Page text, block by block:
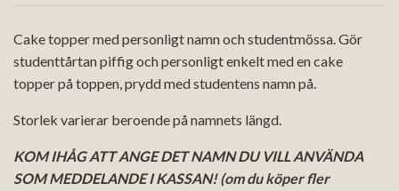
Cake topper med personligt namn och studentmössa. Gör
studenttårtan piffig och personligt enkelt med en cake
topper på toppen, prydd med studentens namn på.
Storlek varierar beroende på namnets längd.
KOM IHÅG ATT ANGE DET NAMN DU VILL ANVÄNDA
SOM MEDDELANDE I KASSAN! (om du köper fler